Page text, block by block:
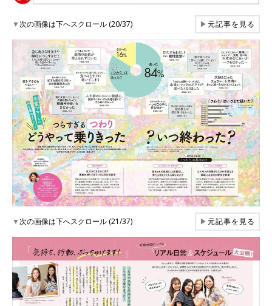
▼次の画像は下へスクロール (20/37) ▶元記事を見る
▼次の画像は下へスクロール (21/37) ▶元記事を見る